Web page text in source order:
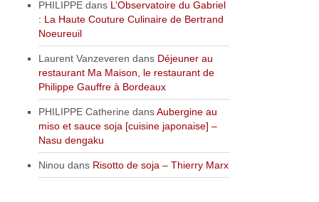
PHILIPPE dans L’Observatoire du Gabriel
: La Haute Couture Culinaire de Bertrand
Noeureuil
Laurent Vanzeveren dans Déjeuner au
restaurant Ma Maison, le restaurant de
Philippe Gauffre à Bordeaux
PHILIPPE Catherine dansAubergine au
miso et sauce soja [cuisine japonaise] –
Nasu dengaku
Ninou dans Risotto de soja – Thierry Marx